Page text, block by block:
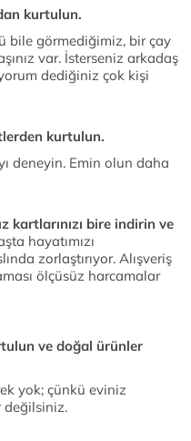
kurtulun.
bile görmediğimiz, bir çay
var. İsterseniz arkadaş
dediğiniz çok kişi
kurtulun.
deneyin. Emin olun daha
kartlarınızı bire indirin ve
hayatımızı
zorlaştırıyor. Alışveriş
ölçüsüz harcamalar
ve doğal ürünler
yok; çünkü eviniz
değilsiniz.